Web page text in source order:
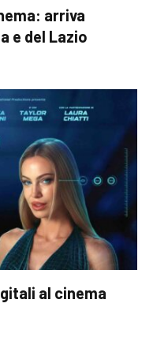
arriva
e del Lazio
al cinema